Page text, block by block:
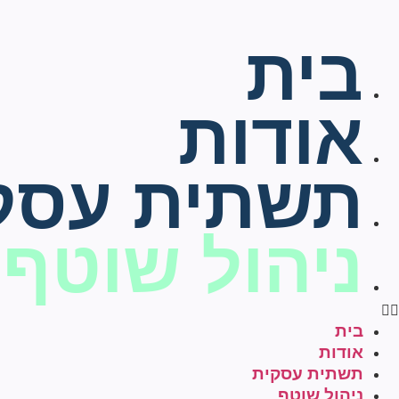
בית
אודות
תשתית
ניהול שוטף
בית
אודות
תשתית עסקית
ניהול שוטף